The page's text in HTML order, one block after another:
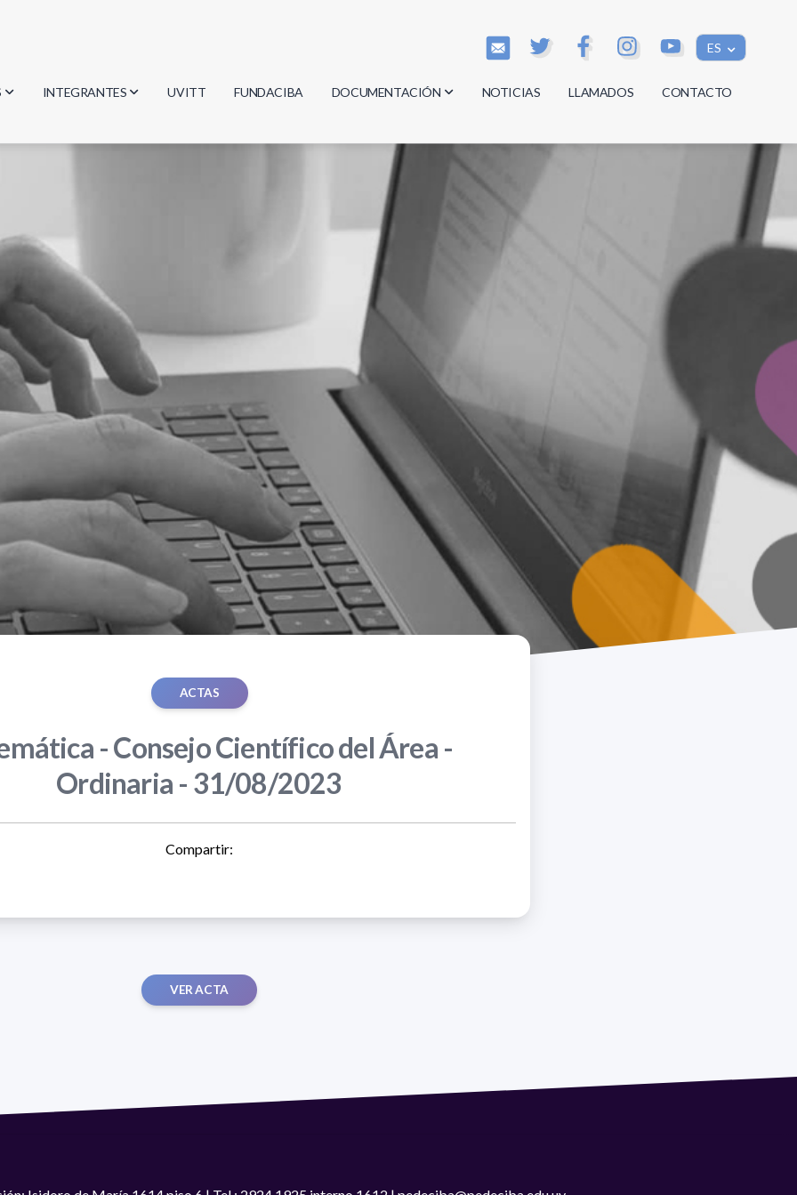
ES
INTEGRANTES
Investigadores
UVITT FUNDACIBA DOCUMENTACIÓN
Actas
Reglamentos
Documentos
NOTICIAS LLAMADOS CONTACTO
ACTAS
- Consejo Científico del Área -
Ordinaria - 31/08/2023
Compartir:
VER ACTA